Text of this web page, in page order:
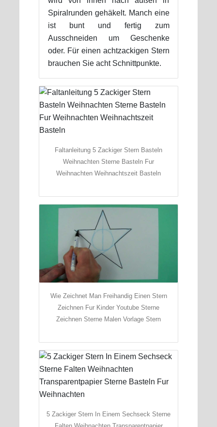
Spiralrunden gehäkelt. Manch eine
ist bunt und fertig zum
Ausschneiden um Geschenke
oder. Für einen achtzackigen Stern
brauchen Sie acht Schnittpunkte.
Faltanleitung 5 Zackiger Stern Basteln
Weihnachten Sterne Basteln Fur
Weihnachten Weihnachtszeit Basteln
Wie Zeichnet Man Freihandig Einen Stern
Zeichnen Fur Kinder Youtube Sterne
Zeichnen Sterne Malen Vorlage Stern
5 Zackiger Stern In Einem Sechseck Sterne